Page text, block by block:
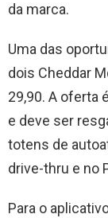
da marca.
Uma das
dois Cheddar
29,90. A oferta
e deve ser
totens de
drive-thru e no
Para o